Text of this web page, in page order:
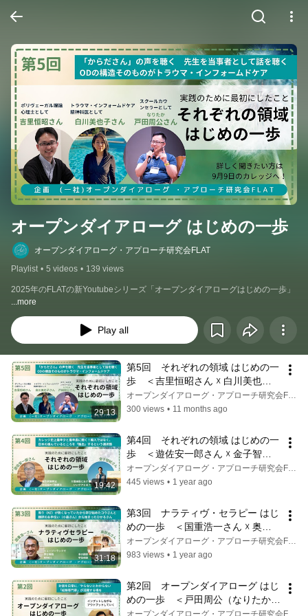
オープンダイアローグ はじめの一歩
オープンダイアローグ・アプローチ研究会FLAT
Playlist • 5 videos • 139 views
2025年のFLATの新Youtubeシリーズ「オープンダイアローグはじめの一歩」
...more
Play all
29:13
第5回　それぞれの領域 はじめの一
歩　＜吉里恒昭さん ☓ 白川美也子
さん ☓ 戸田周公さん＞
オープンダイアローグ・アプローチ研究会FLAT
300 views • 11 months ago
19:42
第4回　それぞれの領域 はじめの一
歩　＜遊佐安一郎さん ☓ 金子智紀
さん＞
オープンダイアローグ・アプローチ研究会FLAT
445 views • 1 year ago
31:18
第3回　ナラティヴ・セラピー はじ
めの一歩　＜国重浩一さん ☓ 奥野
光さん＞
オープンダイアローグ・アプローチ研究会FLAT
983 views • 1 year ago
第2回　オープンダイアローグ はじ
めの一歩　＜戸田周公（なりたか）
さん＞